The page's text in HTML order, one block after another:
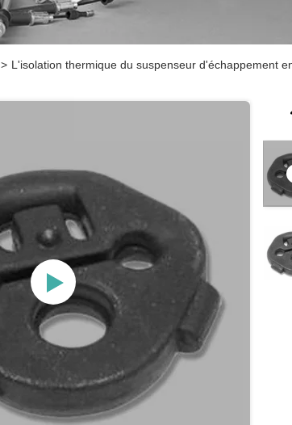
> L'isolation thermique du suspenseur d'échappement